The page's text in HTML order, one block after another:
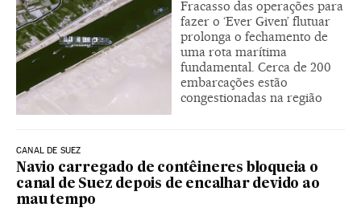
Fracasso das operações para
fazer o ‘Ever Given’ flutuar
prolonga o fechamento de
uma rota marítima
fundamental. Cerca de 200
embarcações estão
congestionadas na região
CANAL DE SUEZ
Navio carregado de contêineres bloqueia o
canal de Suez depois de encalhar devido ao
mau tempo